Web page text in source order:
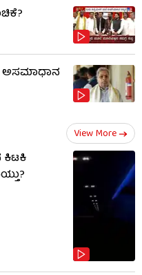
ಅಸಮಾಧಾನ
View More
ಕಿಟಕಿ